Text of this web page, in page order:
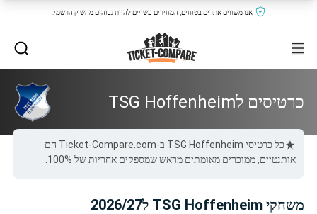
אנו משווים אתרים בטוחים, המחירים עשויים להיות גבוהים מהשוק הרשמי.
כרטיסים לTSG Hoffenheim
כל כרטיסי TSG Hoffenheim ב-Ticket-Compare.com הם
אותנטיים, ממוכרים מאומתים מראש שמספקים אחריות של 100%.
משחקי TSG Hoffenheim ל2026/27